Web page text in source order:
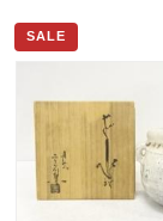
SALE